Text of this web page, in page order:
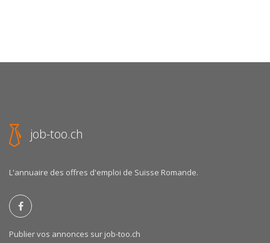
job-too.ch
L'annuaire des offres d'emploi de Suisse Romande.
Publier vos annonces sur job-too.ch